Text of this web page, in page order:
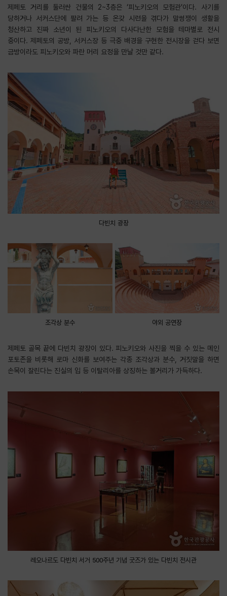
제페토 거리를 둘러싼 건물의 2~3층은 ‘피노키오의 모험관’이다. 사기를
당하거나 서커스단에 팔려 가는 등 온갖 시련을 겪다가 말썽쟁이 생활을
청산하고 진짜 소년이 된 피노키오의 다사다난한 모험을 테마별로 전시
중이다. 제페토의 공방, 서커스장 등 극중 배경을 구현한 전시장을 걷다 보면
금방이라도 피노키오와 파란 머리 요정을 만날 것만 같다.
다빈치 광장
조각상 분수 야외 공연장
제페토 골목 끝에 다빈치 광장이 있다. 피노키오와 사진을 찍을 수 있는 메인
포토존을 비롯해 로마 신화를 보여주는 각종 조각상과 분수, 거짓말을 하면
손목이 잘린다는 진실의 입 등 이탈리아를 상징하는 볼거리가 가득하다.
레오나르도 다빈치 서거 500주년 기념 굿즈가 있는 다빈치 전시관